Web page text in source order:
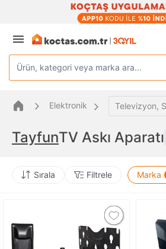
Ürün, kategori veya marka ara...
Elektronik Televizyon,
TayfunTV Askı Aparatı
Sırala Filtrele Marka